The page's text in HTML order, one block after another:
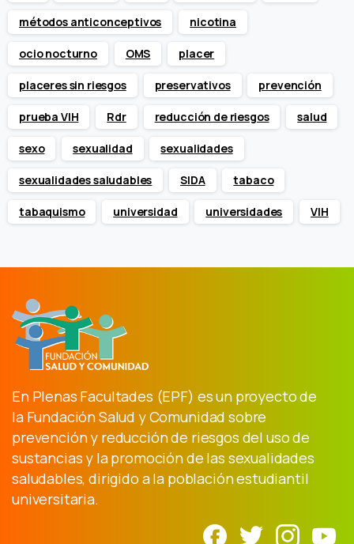
métodos anticonceptivos nicotina
ocio nocturno OMS placer
placeres sin riesgos preservativos prevención
prueba VIH Rdr reducción de riesgos salud
sexo sexualidad sexualidades
sexualidades saludables SIDA tabaco
tabaquismo universidad universidades VIH
En Plenas Facultades (EPF) es un proyecto de
la Fundación Salud y Comunidad sobre
prevención y reducción de riesgos del uso de
sustancias y la promoción de las sexualidades
saludables, dirigido a la población estudiantil
universitaria.